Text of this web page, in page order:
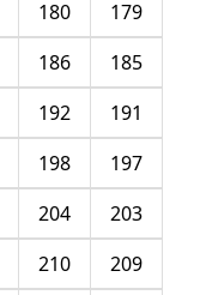
179
180
185
186
191
192
197
198
203
204
209
210